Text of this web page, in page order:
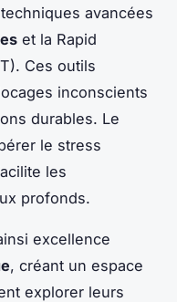
avancées
et la Rapid
Ces outils
inconscients
durables. Le
le stress
les
profonds.
excellence
, créant un espace
explorer leurs